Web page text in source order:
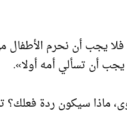
فلا يجب أن نحرم
أن تسألي أمه أولا».
ماذا سيكون ردة